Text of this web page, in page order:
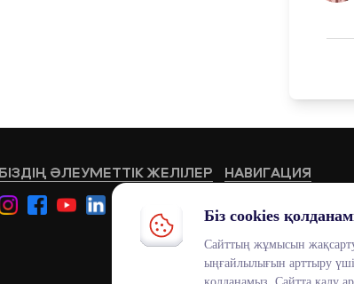
БІЗДІҢ ӘЛЕУМЕТТІК ЖЕЛІЛЕР НАВИГАЦИЯ
Байланыстар
Біз cookies
Сайттың жұмысын
ыңғайлылығын арттыру